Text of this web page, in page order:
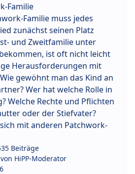
Familie
Familie muss jedes
zunächst seinen Platz
und Zweitfamilie unter
ist oft nicht leicht
Herausforderungen mit
gewöhnt man das Kind an
Wer hat welche Rolle in
Welche Rechte und Pflichten
oder der Stiefvater?
mit anderen Patchwork-
Beiträge
HiPP-Moderator